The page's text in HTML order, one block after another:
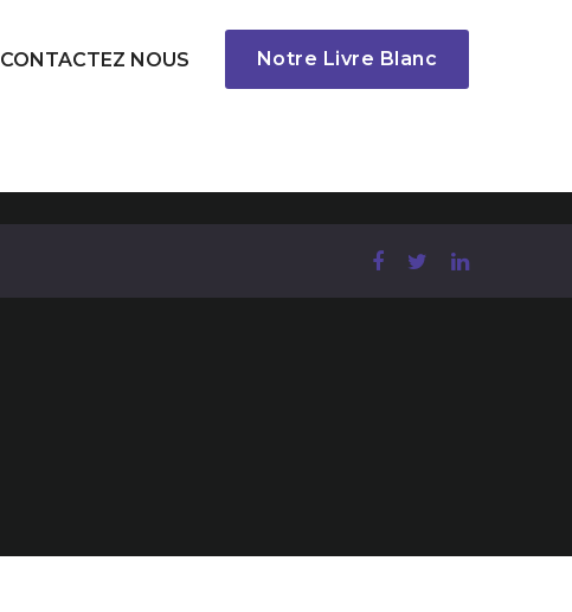
Notre Livre Blanc
CONTACTEZ NOUS